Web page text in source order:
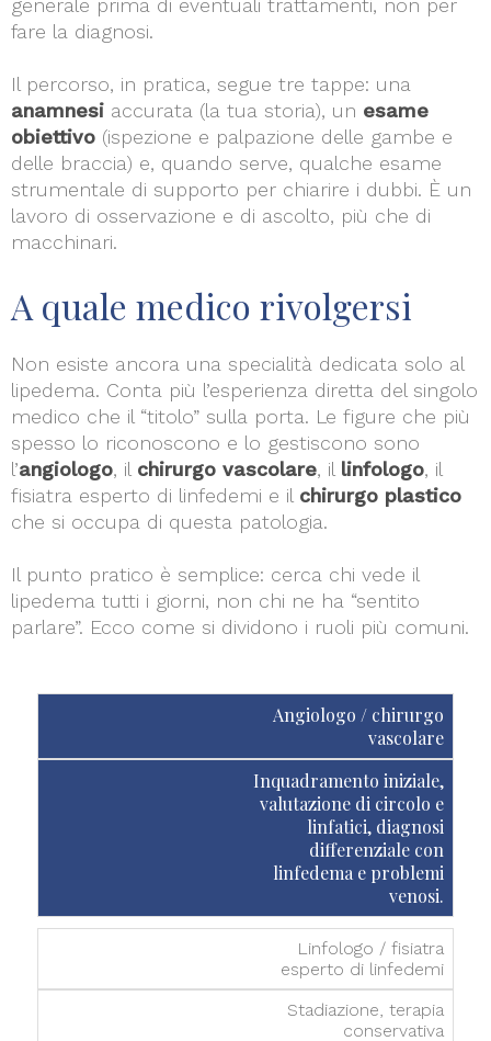
generale prima di eventuali trattamenti, non per
fare la diagnosi.
Il percorso, in pratica, segue tre tappe: una
anamnesi accurata (la tua storia), un esame
obiettivo (ispezione e palpazione delle gambe e
delle braccia) e, quando serve, qualche esame
strumentale di supporto per chiarire i dubbi. È un
lavoro di osservazione e di ascolto, più che di
macchinari.
A quale medico rivolgersi
Non esiste ancora una specialità dedicata solo al
lipedema. Conta più l’esperienza diretta del singolo
medico che il “titolo” sulla porta. Le figure che più
spesso lo riconoscono e lo gestiscono sono
l’angiologo, il chirurgo vascolare, il linfologo, il
fisiatra esperto di linfedemi e il chirurgo plastico
che si occupa di questa patologia.
Il punto pratico è semplice: cerca chi vede il
lipedema tutti i giorni, non chi ne ha “sentito
parlare”. Ecco come si dividono i ruoli più comuni.
Angiologo / chirurgo
vascolare
Inquadramento iniziale,
valutazione di circolo e
linfatici, diagnosi
differenziale con
linfedema e problemi
venosi.
Linfologo / fisiatra
esperto di linfedemi
Stadiazione, terapia
conservativa